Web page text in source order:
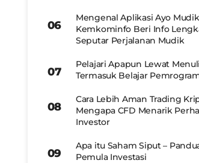
Mengenal Aplikasi Ayo
Kemkominfo Beri Info
Seputar Perjalanan Mudik
Pelajari Apapun Lewat
Termasuk Belajar
Cara Lebih Aman Trading
Mengapa CFD Menarik
Investor
Apa itu Saham Siput –
Pemula Investasi